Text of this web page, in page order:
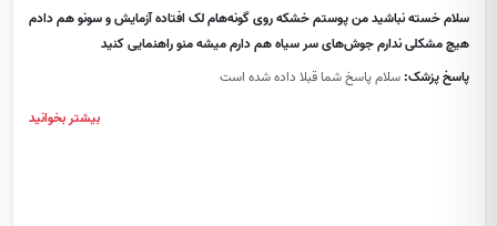
سلام خسته نباشید من پوستم خشکه روی گونه‌هام‌ لک افتاده آزمایش و سونو هم دادم
هیچ مشکلی ندارم جوش‌های سر سیاه هم دارم میشه منو راهنمایی کنید
پاسخ پزشک: سلام پاسخ شما قبلا داده شده است
بیشتر بخوانید